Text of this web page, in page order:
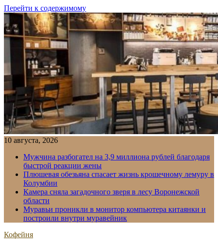
Перейти к содержимому
10 августа, 2026
Мужчина разбогател на 3,9 миллиона рублей благодаря
быстрой реакции жены
Плюшевая обезьяна спасает жизнь крошечному лемуру в
Колумбии
Камера сняла загадочного зверя в лесу Воронежской
области
Муравьи проникли в монитор компьютера китаянки и
построили внутри муравейник
Кофейня